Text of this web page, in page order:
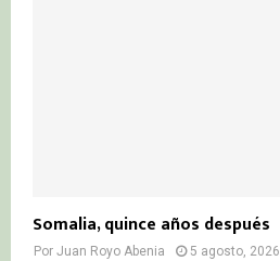
Somalia, quince años después
Por Juan Royo Abenia 5 agosto, 2026